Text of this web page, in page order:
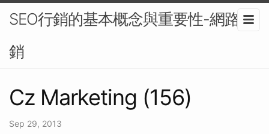
SEO行銷的基本概念與重要性-網路行
銷
Cz Marketing (156)
Sep 29, 2013